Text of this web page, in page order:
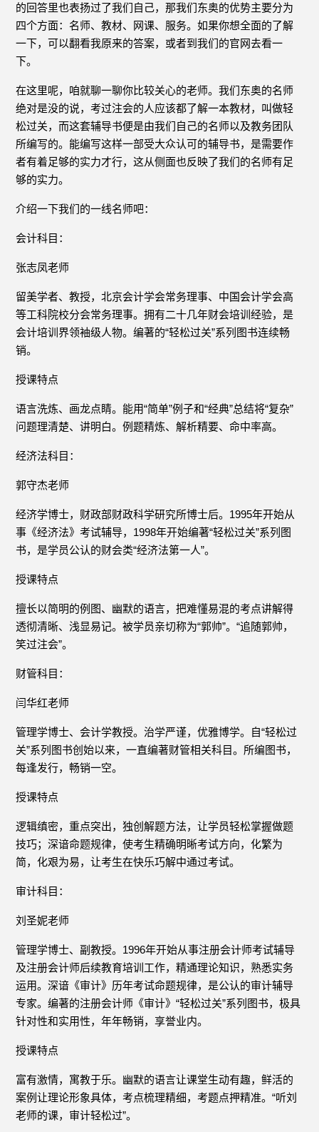
的回答里也表扬过了我们自己，那我们东奥的优势主要分为
四个方面：名师、教材、网课、服务。如果你想全面的了解
一下，可以翻看我原来的答案，或者到我们的官网去看一
下。
在这里呢，咱就聊一聊你比较关心的老师。我们东奥的名师
绝对是没的说，考过注会的人应该都了解一本教材，叫做轻
松过关，而这套辅导书便是由我们自己的名师以及教务团队
所编写的。能编写这样一部受大众认可的辅导书，是需要作
者有着足够的实力才行，这从侧面也反映了我们的名师有足
够的实力。
介绍一下我们的一线名师吧：
会计科目：
张志凤老师
留美学者、教授，北京会计学会常务理事、中国会计学会高
等工科院校分会常务理事。拥有二十几年财会培训经验，是
会计培训界领袖级人物。编著的“轻松过关”系列图书连续畅
销。
授课特点
语言洗炼、画龙点睛。能用“简单”例子和“经典”总结将“复杂”
问题理清楚、讲明白。例题精炼、解析精要、命中率高。
经济法科目：
郭守杰老师
经济学博士，财政部财政科学研究所博士后。1995年开始从
事《经济法》考试辅导，1998年开始编著“轻松过关”系列图
书，是学员公认的财会类“经济法第一人”。
授课特点
擅长以简明的例图、幽默的语言，把难懂易混的考点讲解得
透彻清晰、浅显易记。被学员亲切称为“郭帅”。“追随郭帅，
笑过注会”。
财管科目：
闫华红老师
管理学博士、会计学教授。治学严谨，优雅博学。自“轻松过
关”系列图书创始以来，一直编著财管相关科目。所编图书，
每逢发行，畅销一空。
授课特点
逻辑缜密，重点突出，独创解题方法，让学员轻松掌握做题
技巧；深谙命题规律，使考生精确明晰考试方向，化繁为
简，化艰为易，让考生在快乐巧解中通过考试。
审计科目：
刘圣妮老师
管理学博士、副教授。1996年开始从事注册会计师考试辅导
及注册会计师后续教育培训工作，精通理论知识，熟悉实务
运用。深谙《审计》历年考试命题规律，是公认的审计辅导
专家。编著的注册会计师《审计》“轻松过关”系列图书，极具
针对性和实用性，年年畅销，享誉业内。
授课特点
富有激情，寓教于乐。幽默的语言让课堂生动有趣，鲜活的
案例让理论形象具体，考点梳理精细，考题点押精准。“听刘
老师的课，审计轻松过”。